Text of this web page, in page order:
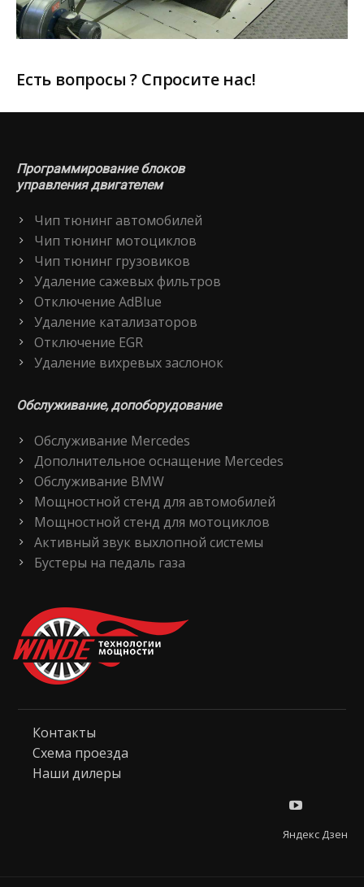
Есть вопросы ? Спросите нас!
Программирование блоков
управления двигателем
Чип тюнинг автомобилей
Чип тюнинг мотоциклов
Чип тюнинг грузовиков
Удаление сажевых фильтров
Отключение AdBlue
Удаление катализаторов
Отключение EGR
Удаление вихревых заслонок
Обслуживание, допоборудование
Обслуживание Mercedes
Дополнительное оснащение Mercedes
Обслуживание BMW
Мощностной стенд для автомобилей
Мощностной стенд для мотоциклов
Активный звук выхлопной системы
Бустеры на педаль газа
Контакты
Схема проезда
Наши дилеры
Яндекс Дзен